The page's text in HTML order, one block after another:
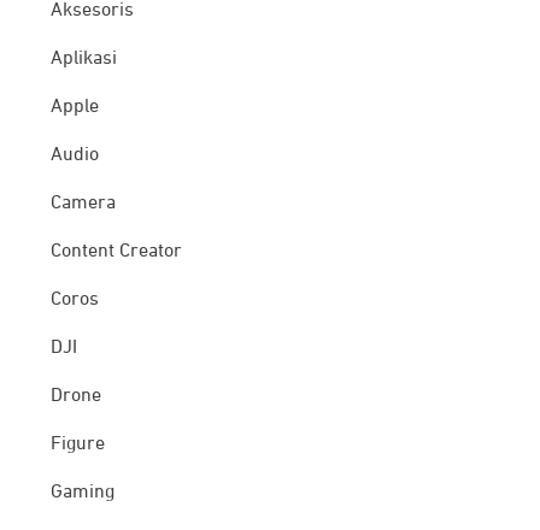
Aksesoris
Aplikasi
Apple
Audio
Camera
Content Creator
Coros
DJI
Drone
Figure
Gaming